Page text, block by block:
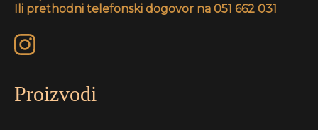
Ili prethodni telefonski dogovor na 051 662 031
Proizvodi